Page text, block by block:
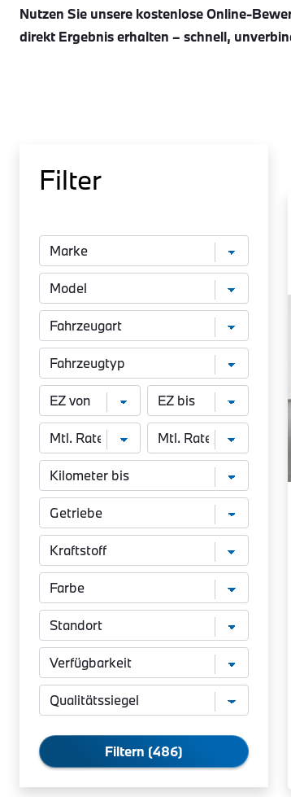
Nutzen Sie unsere kostenlose Online-
direkt Ergebnis erhalten – schnell,
Filter
Filtern (486)